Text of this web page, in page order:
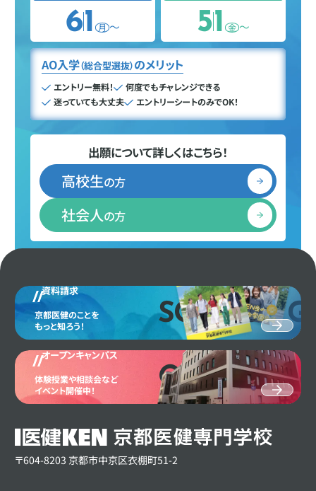
61 月 〜 51 金 〜
AO入学（総合型選抜）のメリット
エントリー無料！
何度でもチャレンジできる
迷っていても大丈夫
エントリーシートのみでOK！
出願について詳しくはこちら！
高校生の方
社会人の方
SCHOOL
資料請求
京都医健のことを
もっと知ろう！
OPEN
オープンキャンパス
体験授業や相談会など
イベント開催中！
〒604-8203 京都市中京区衣棚町51-2